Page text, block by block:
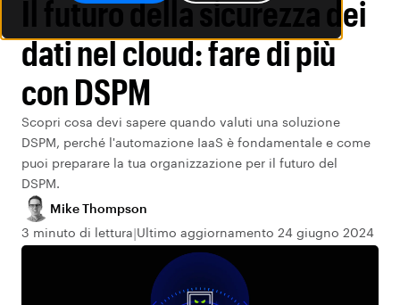
Il futuro della sicurezza dei
dati nel cloud: fare di più
con DSPM
Scopri cosa devi sapere quando valuti una soluzione
DSPM, perché l'automazione IaaS è fondamentale e come
puoi preparare la tua organizzazione per il futuro del
DSPM.
Mike Thompson
3 minuto di lettura Ultimo aggiornamento 24 giugno 2024